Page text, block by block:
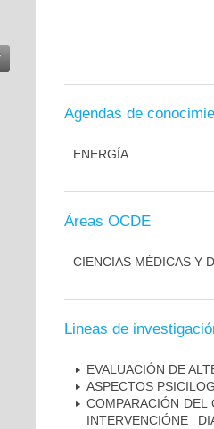
Agendas de
ENERGÍA
Áreas OCDE
CIENCIAS MÉDICAS Y
Lineas de
EVALUACIÓN DE
ASPECTOS
COMPARACIÓN
INTERVENCIÓNE